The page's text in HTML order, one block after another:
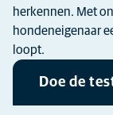
herkennen. Met
hondeneigenaar
loopt.
Doe de